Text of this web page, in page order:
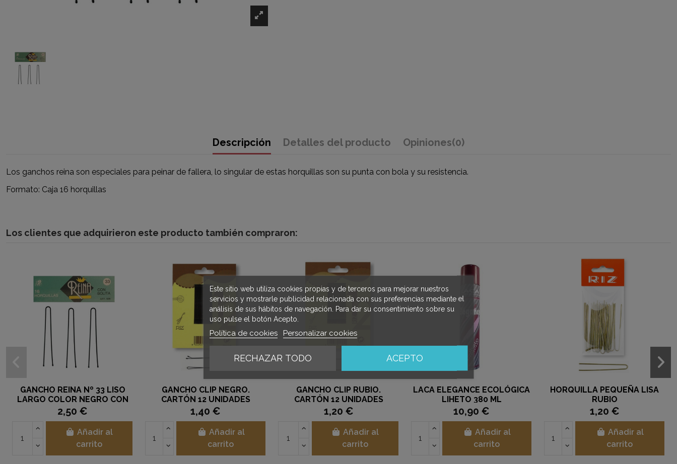
Descripción Detalles del producto Opiniones(0)
Los ganchos reina son especiales para peinar de fallera, lo singular de estas horquillas son su punta con bola y su resistencia.
Formato: Caja 16 horquillas
Los clientes que adquirieron este producto también compraron:
GANCHO REINA Nº 33 LISO
LARGO COLOR NEGRO CON
BOLA
2,50 €
Añadir al
carrito
GANCHO CLIP NEGRO.
CARTÓN 12 UNIDADES
1,40 €
Añadir al
carrito
GANCHO CLIP RUBIO.
CARTÓN 12 UNIDADES
1,20 €
Añadir al
carrito
LACA ELEGANCE ECOLÓGICA
LIHETO 380 ML
10,90 €
Añadir al
carrito
HORQUILLA PEQUEÑA LISA
RUBIO
1,20 €
Añadir al
carrito
Este sitio web utiliza cookies propias y de terceros para mejorar nuestros
servicios y mostrarle publicidad relacionada con sus preferencias mediante el
análisis de sus hábitos de navegación. Para dar su consentimiento sobre su
uso pulse el botón Acepto.
Política de cookies Personalizar cookies
RECHAZAR TODO ACEPTO